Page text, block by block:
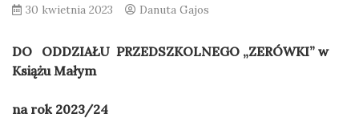
30 kwietnia 2023 Danuta Gajos
DO ODDZIAŁU PRZEDSZKOLNEGO „ZERÓWKI” w
Książu Małym
na rok 2023/24